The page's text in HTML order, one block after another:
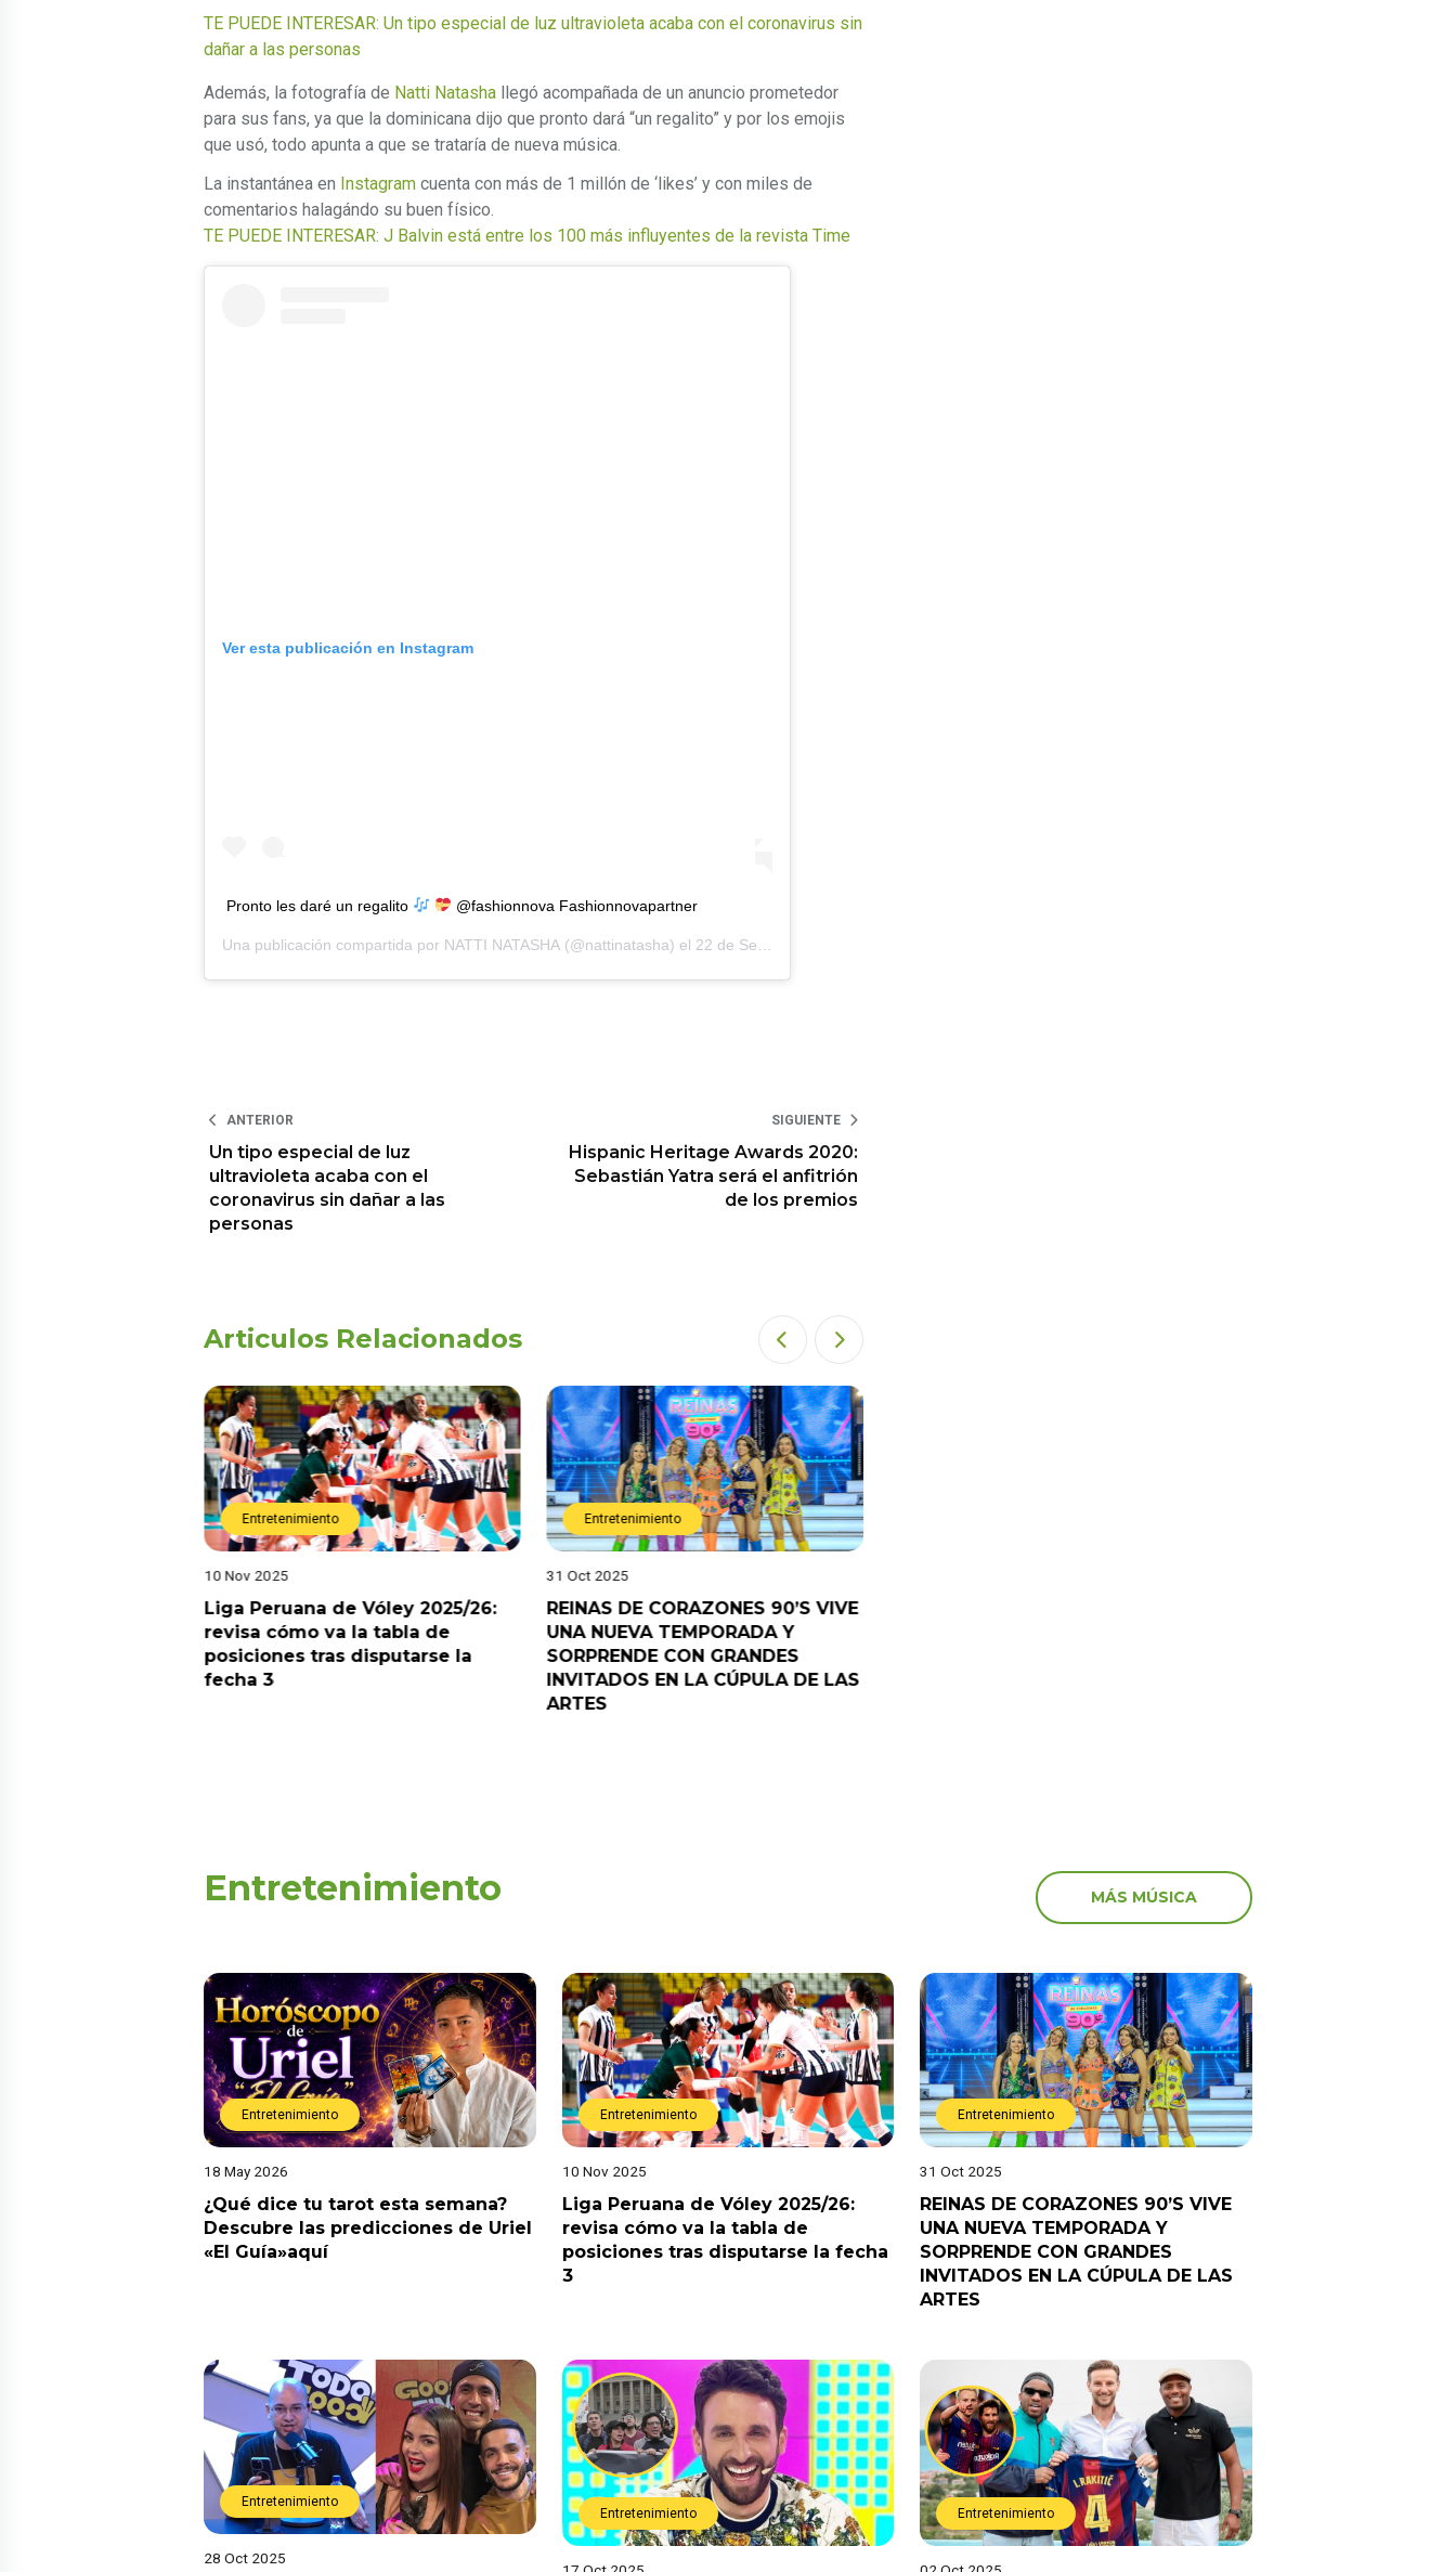
TE PUEDE INTERESAR: Un tipo especial de luz ultravioleta acaba con el coronavirus sin
dañar a las personas
Además, la fotografía de Natti Natasha llegó acompañada de un anuncio prometedor
para sus fans, ya que la dominicana dijo que pronto dará “un regalito” y por los emojis
que usó, todo apunta a que se trataría de nueva música.
La instantánea en Instagram cuenta con más de 1 millón de ‘likes’ y con miles de
comentarios halagándo su buen físico.
TE PUEDE INTERESAR: J Balvin está entre los 100 más influyentes de la revista Time
Ver esta publicación en Instagram
Pronto les daré un regalito @fashionnova Fashionnovapartner
Una publicación compartida por NATTI NATASHA (@nattinatasha) el 22 de Sep de 2020 a las 9:30 PDT
ANTERIOR
Un tipo especial de luz
ultravioleta acaba con el
coronavirus sin dañar a las
personas
SIGUIENTE
Hispanic Heritage Awards 2020:
Sebastián Yatra será el anfitrión
de los premios
Articulos Relacionados
Entretenimiento
10 Nov 2025
Liga Peruana de Vóley 2025/26:
revisa cómo va la tabla de
posiciones tras disputarse la
fecha 3
Entretenimiento
31 Oct 2025
REINAS DE CORAZONES 90’S VIVE
UNA NUEVA TEMPORADA Y
SORPRENDE CON GRANDES
INVITADOS EN LA CÚPULA DE LAS
ARTES
Entretenimiento MÁS MÚSICA
Entretenimiento
18 May 2026
¿Qué dice tu tarot esta semana?
Descubre las predicciones de Uriel
«El Guía»aquí
Entretenimiento
10 Nov 2025
Liga Peruana de Vóley 2025/26:
revisa cómo va la tabla de
posiciones tras disputarse la fecha
3
Entretenimiento
31 Oct 2025
REINAS DE CORAZONES 90’S VIVE
UNA NUEVA TEMPORADA Y
SORPRENDE CON GRANDES
INVITADOS EN LA CÚPULA DE LAS
ARTES
Entretenimiento
28 Oct 2025
Entretenimiento Entretenimiento